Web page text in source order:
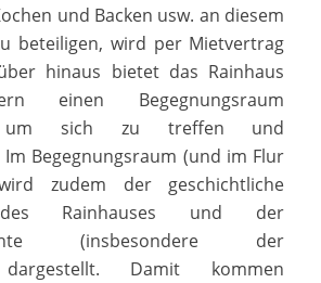
und Backen usw. an diesem
beteiligen, wird per Mietvertrag
hinaus bietet das Rainhaus
einen Begegnungsraum
um sich zu treffen und
Im Begegnungsraum (und im Flur
zudem der geschichtliche
des Rainhauses und der
(insbesondere der
dargestellt. Damit kommen